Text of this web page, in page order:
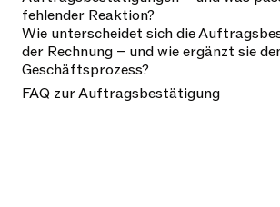
fehlender Reaktion?
Wie unterscheidet sich die
der Rechnung – und wie ergänzt sie
Geschäftsprozess?
FAQ zur Auftragsbestätigung